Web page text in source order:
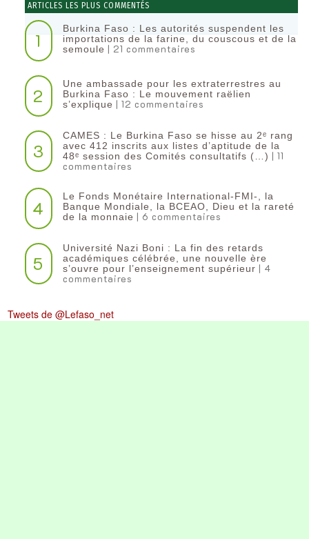
ARTICLES LES PLUS COMMENTÉS
1
Burkina Faso : Les autorités suspendent les
importations de la farine, du couscous et de la
semoule | 21 commentaires
2
Une ambassade pour les extraterrestres au
Burkina Faso : Le mouvement raëlien
s’explique | 12 commentaires
3
CAMES : Le Burkina Faso se hisse au 2ᵉ rang
avec 412 inscrits aux listes d’aptitude de la
48ᵉ session des Comités consultatifs (…) | 11
commentaires
4
Le Fonds Monétaire International-FMI-, la
Banque Mondiale, la BCEAO, Dieu et la rareté
de la monnaie | 6 commentaires
5
Université Nazi Boni : La fin des retards
académiques célébrée, une nouvelle ère
s’ouvre pour l’enseignement supérieur | 4
commentaires
Tweets de @Lefaso_net